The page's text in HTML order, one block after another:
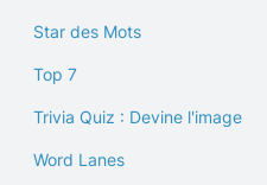
Star des Mots
Top 7
Trivia Quiz : Devine l'image
Word Lanes